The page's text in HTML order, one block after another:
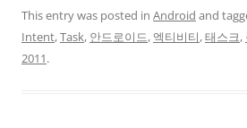
This entry was posted in Android and
Intent,Task, 안드로이드, 엑티비티,태스크,
2011.